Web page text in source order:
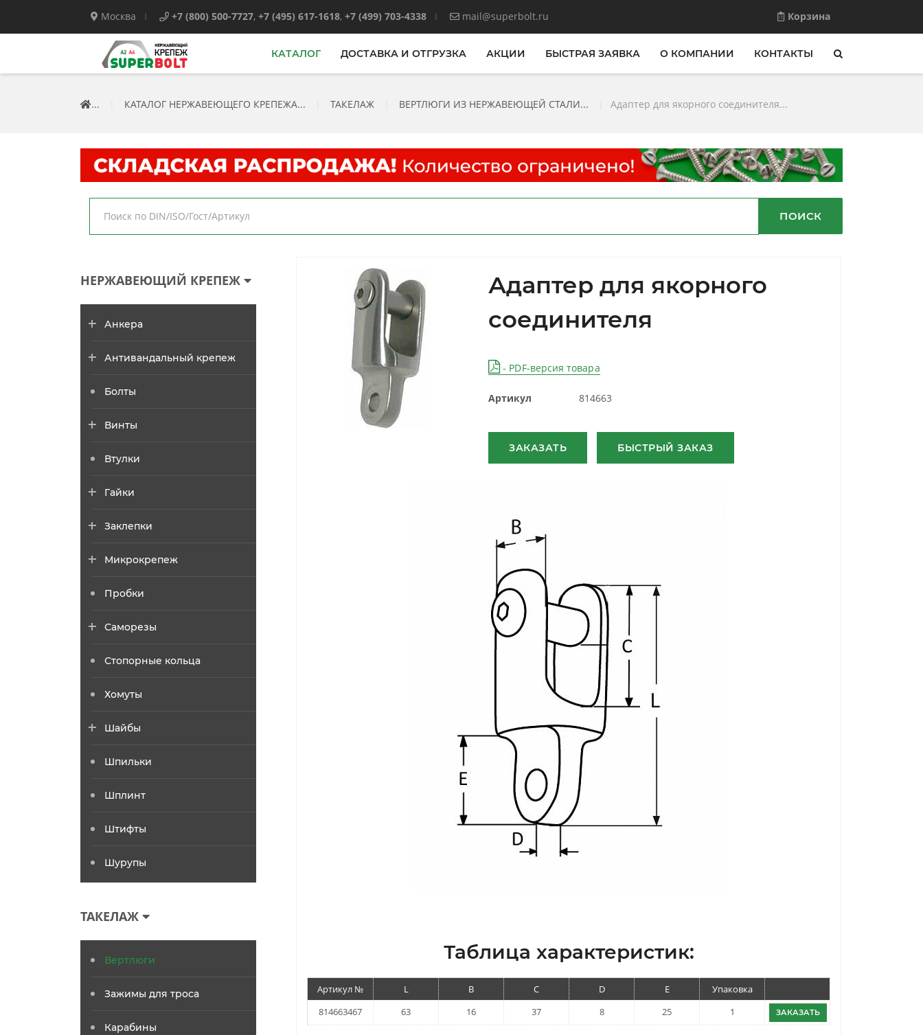
Москва +7 (800) 500-7727, +7 (495) 617-1618, +7 (499) 703-4338 mail@superbolt.ru Корзина
КАТАЛОГ ДОСТАВКА И ОТГРУЗКА АКЦИИ БЫСТРАЯ ЗАЯВКА О КОМПАНИИ КОНТАКТЫ
... КАТАЛОГ НЕРЖАВЕЮЩЕГО КРЕПЕЖА... ТАКЕЛАЖ ВЕРТЛЮГИ ИЗ НЕРЖАВЕЮЩЕЙ СТАЛИ... Адаптер для якорного соединителя...
ПОИСК
Адаптер для якорного
соединителя
- PDF-версия товара
Артикул 814663
ЗАКАЗАТЬ БЫСТРЫЙ ЗАКАЗ
Таблица характеристик:
Артикул № L B C D E
Упаковка
814663467
63 16 37 8 25 1 ЗАКАЗАТЬ
НЕРЖАВЕЮЩИЙ КРЕПЕЖ
Анкера
Антивандальный крепеж
Болты
Винты
Втулки
Гайки
Заклепки
Микрокрепеж
Пробки
Саморезы
Стопорные кольца
Хомуты
Шайбы
Шпильки
Шплинт
Штифты
Шурупы
ТАКЕЛАЖ
Вертлюги
Зажимы для троса
Карабины